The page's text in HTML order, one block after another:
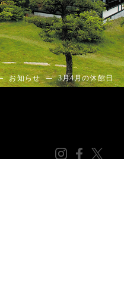
お知らせ 3月4月の休館日